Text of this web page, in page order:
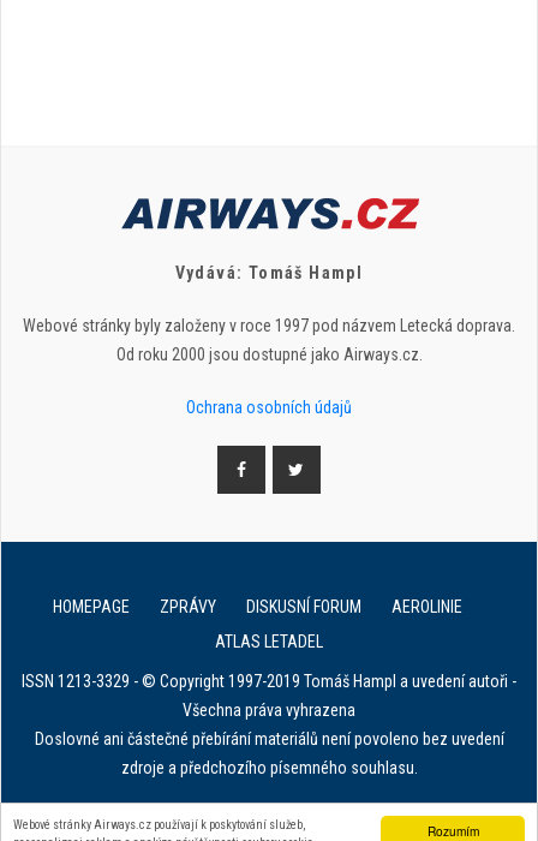
Rozumím
Webové stránky Airways.cz používají k poskytování služeb,
Vydává: Tomáš Hampl
Webové stránky byly založeny v roce 1997 pod názvem Letecká doprava.
Od roku 2000 jsou dostupné jako Airways.cz.
Ochrana osobních údajů
HOMEPAGE ZPRÁVY DISKUSNÍ FORUM
AEROLINIE
ATLAS LETADEL
ISSN 1213-3329 - © Copyright 1997-2019 Tomáš Hampl a uvedení autoři -
Všechna práva vyhrazena
Doslovné ani částečné přebírání materiálů není povoleno bez uvedení
zdroje a předchozího písemného souhlasu.
E. in ART for african IVF clinics